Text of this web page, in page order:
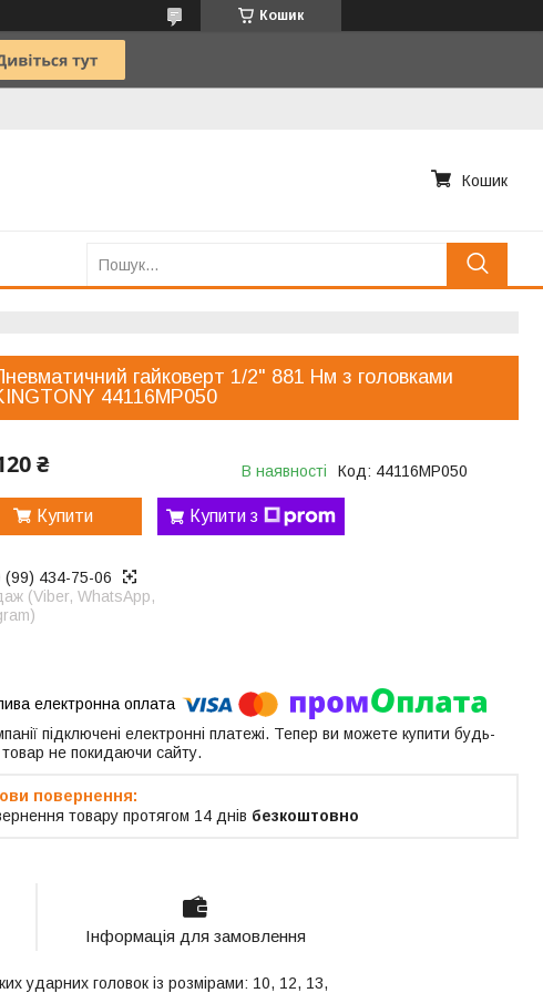
Кошик
Кошик
гайковерт 1/2" 881 Нм з головками
44116MP050
₴ В наявності Код: 44116MP050
Купити Купити з
(99) 434-75-06
(Viber, WhatsApp,
підключені електронні платежі. Тепер ви можете купити будь-
не покидаючи сайту.
товару протягом 14 днів безкоштовно
Інформація для замовлення
ударних головок із розмірами: 10, 12, 13,